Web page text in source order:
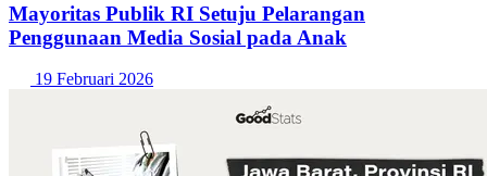
Mayoritas Publik RI Setuju Pelarangan
Penggunaan Media Sosial pada Anak
19 Februari 2026